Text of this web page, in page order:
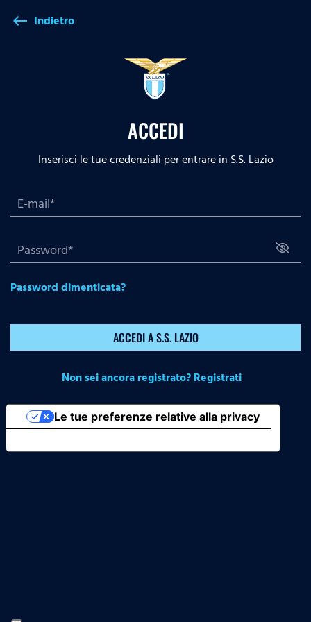
west Indietro
ACCEDI
Inserisci le tue credenziali per entrare in S.S. Lazio
Password dimenticata?
ACCEDI A S.S. LAZIO
Non sei ancora registrato? Registrati
Le tue preferenze relative alla privacy